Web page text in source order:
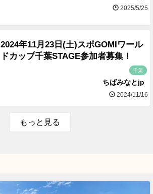
2025/5/25
2024年11月23日(土)スポGOMIワール
ドカップ千葉STAGE参加者募集！
千葉
ちばみなとjp
2024/11/16
もっと見る